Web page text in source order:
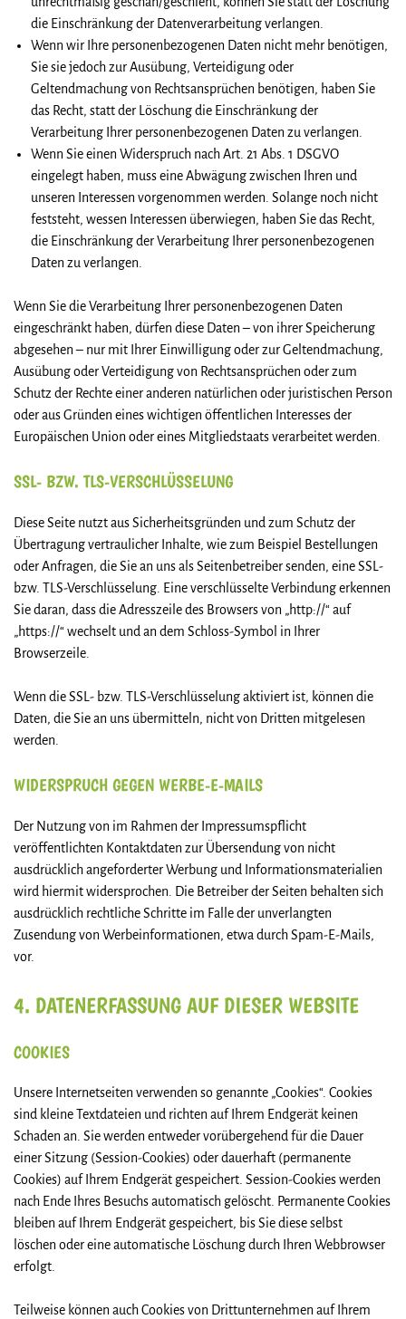
die Einschränkung der Datenverarbeitung verlangen.
Wenn wir Ihre personenbezogenen Daten nicht mehr benötigen,
Sie sie jedoch zur Ausübung, Verteidigung oder
Geltendmachung von Rechtsansprüchen benötigen, haben Sie
das Recht, statt der Löschung die Einschränkung der
Verarbeitung Ihrer personenbezogenen Daten zu verlangen.
Wenn Sie einen Widerspruch nach Art. 21 Abs. 1 DSGVO
eingelegt haben, muss eine Abwägung zwischen Ihren und
unseren Interessen vorgenommen werden. Solange noch nicht
feststeht, wessen Interessen überwiegen, haben Sie das Recht,
die Einschränkung der Verarbeitung Ihrer personenbezogenen
Daten zu verlangen.
Wenn Sie die Verarbeitung Ihrer personenbezogenen Daten
eingeschränkt haben, dürfen diese Daten – von ihrer Speicherung
abgesehen – nur mit Ihrer Einwilligung oder zur Geltendmachung,
Ausübung oder Verteidigung von Rechtsansprüchen oder zum
Schutz der Rechte einer anderen natürlichen oder juristischen Person
oder aus Gründen eines wichtigen öffentlichen Interesses der
Europäischen Union oder eines Mitgliedstaats verarbeitet werden.
SSL- BZW. TLS-VERSCHLÜSSELUNG
Diese Seite nutzt aus Sicherheitsgründen und zum Schutz der
Übertragung vertraulicher Inhalte, wie zum Beispiel Bestellungen
oder Anfragen, die Sie an uns als Seitenbetreiber senden, eine SSL-
bzw. TLS-Verschlüsselung. Eine verschlüsselte Verbindung erkennen
Sie daran, dass die Adresszeile des Browsers von „http://“ auf
„https://“ wechselt und an dem Schloss-Symbol in Ihrer
Browserzeile.
Wenn die SSL- bzw. TLS-Verschlüsselung aktiviert ist, können die
Daten, die Sie an uns übermitteln, nicht von Dritten mitgelesen
werden.
WIDERSPRUCH GEGEN WERBE-E-MAILS
Der Nutzung von im Rahmen der Impressumspflicht
veröffentlichten Kontaktdaten zur Übersendung von nicht
ausdrücklich angeforderter Werbung und Informationsmaterialien
wird hiermit widersprochen. Die Betreiber der Seiten behalten sich
ausdrücklich rechtliche Schritte im Falle der unverlangten
Zusendung von Werbeinformationen, etwa durch Spam-E-Mails,
vor.
4. DATENERFASSUNG AUF DIESER WEBSITE
COOKIES
Unsere Internetseiten verwenden so genannte „Cookies“. Cookies
sind kleine Textdateien und richten auf Ihrem Endgerät keinen
Schaden an. Sie werden entweder vorübergehend für die Dauer
einer Sitzung (Session-Cookies) oder dauerhaft (permanente
Cookies) auf Ihrem Endgerät gespeichert. Session-Cookies werden
nach Ende Ihres Besuchs automatisch gelöscht. Permanente Cookies
bleiben auf Ihrem Endgerät gespeichert, bis Sie diese selbst
löschen oder eine automatische Löschung durch Ihren Webbrowser
erfolgt.
Teilweise können auch Cookies von Drittunternehmen auf Ihrem